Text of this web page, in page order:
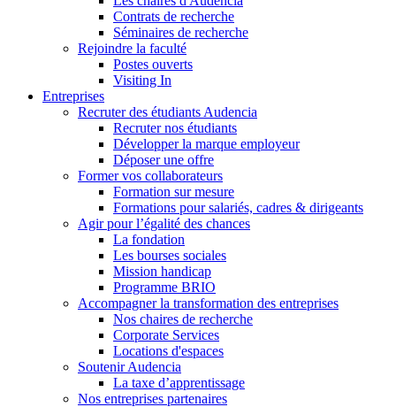
Contrats de recherche
Séminaires de recherche
Rejoindre la faculté
Postes ouverts
Visiting In
Entreprises
Recruter des étudiants Audencia
Recruter nos étudiants
Développer la marque employeur
Déposer une offre
Former vos collaborateurs
Formation sur mesure
Formations pour salariés, cadres & dirigeants
Agir pour l’égalité des chances
La fondation
Les bourses sociales
Mission handicap
Programme BRIO
Accompagner la transformation des entreprises
Nos chaires de recherche
Corporate Services
Locations d'espaces
Soutenir Audencia
La taxe d’apprentissage
Nos entreprises partenaires